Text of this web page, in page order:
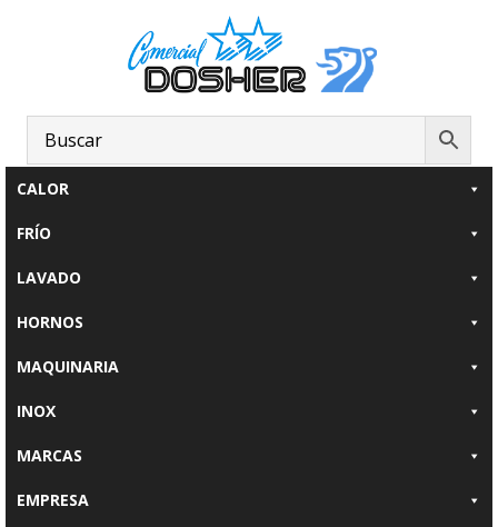
página
CALOR
FRÍO
LAVADO
HORNOS
MAQUINARIA
INOX
MARCAS
EMPRESA